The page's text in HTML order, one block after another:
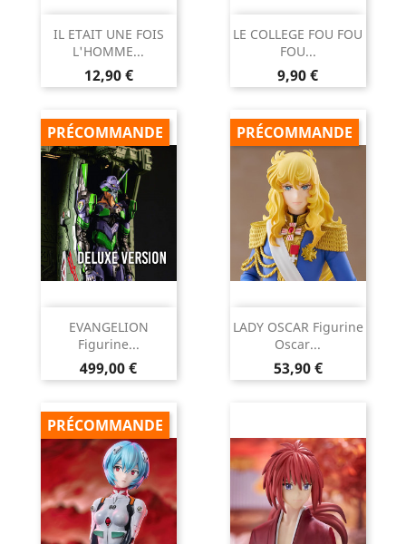
IL ETAIT UNE FOIS
L'HOMME...
Prix
12,90 €
LE COLLEGE FOU FOU
FOU...
Prix
9,90 €
EVANGELION
Figurine...
Prix
499,00 €
PRÉCOMMANDE
LADY OSCAR Figurine
Oscar...
Prix
53,90 €
PRÉCOMMANDE
PRÉCOMMANDE